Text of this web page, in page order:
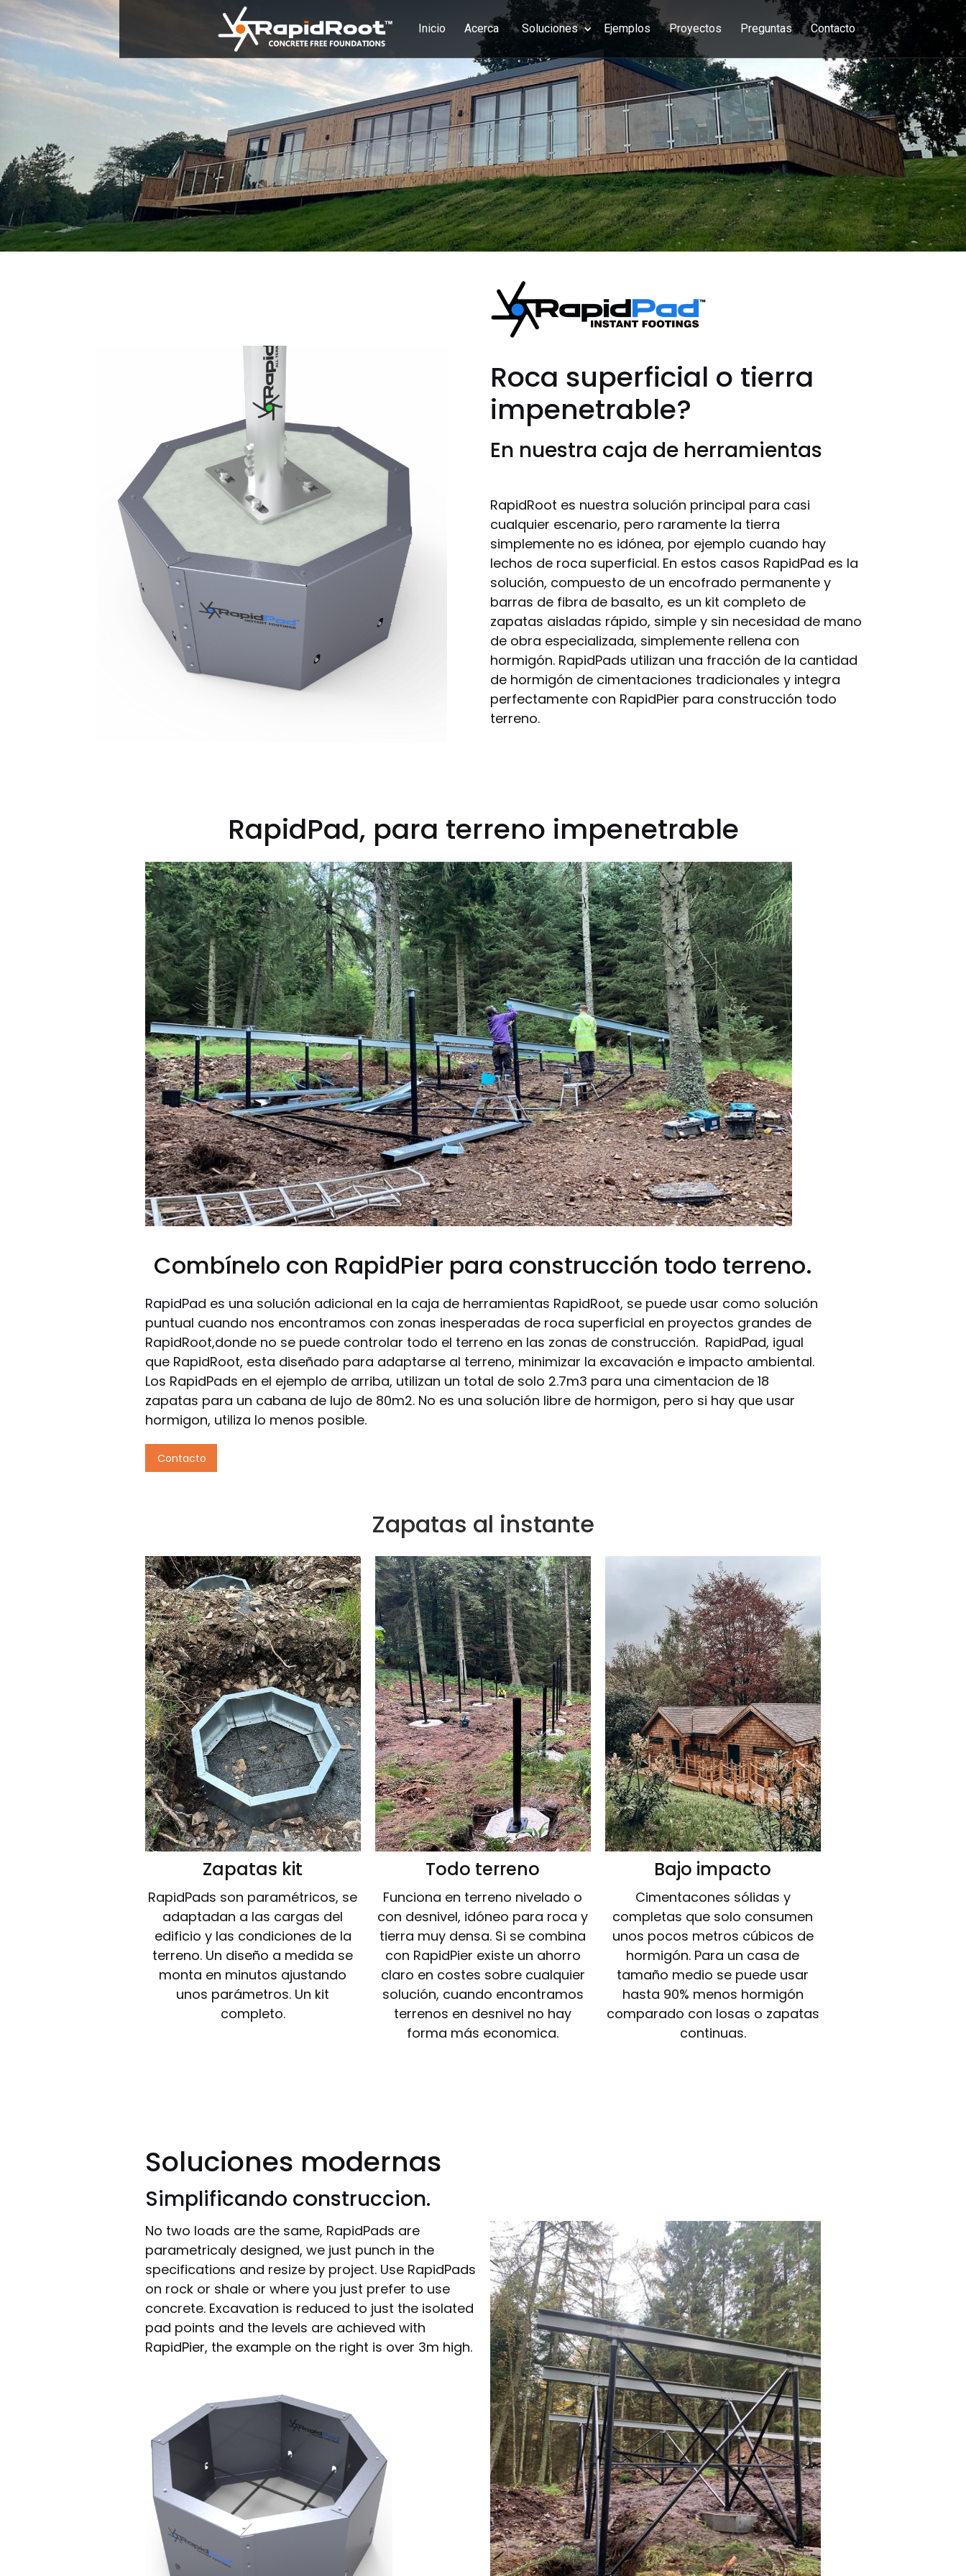
Roca superficial o tierra
impenetrable?
En nuestra caja de herramientas
RapidRoot es nuestra solución principal para casi
cualquier escenario, pero raramente la tierra
simplemente no es idónea, por ejemplo cuando hay
lechos de roca superficial. En estos casos RapidPad es la
solución, compuesto de un encofrado permanente y
barras de fibra de basalto, es un kit completo de
zapatas aisladas rápido, simple y sin necesidad de mano
de obra especializada, simplemente rellena con
hormigón. RapidPads utilizan una fracción de la cantidad
de hormigón de cimentaciones tradicionales y integra
perfectamente con RapidPier para construcción todo
terreno.
RapidPad, para terreno impenetrable
Combínelo con RapidPier para construcción todo terreno.
RapidPad es una solución adicional en la caja de herramientas RapidRoot, se puede usar como solución
puntual cuando nos encontramos con zonas inesperadas de roca superficial en proyectos grandes de
RapidRoot,donde no se puede controlar todo el terreno en las zonas de construcción. RapidPad, igual
que RapidRoot, esta diseñado para adaptarse al terreno, minimizar la excavación e impacto ambiental.
Los RapidPads en el ejemplo de arriba, utilizan un total de solo 2.7m3 para una cimentacion de 18
zapatas para un cabana de lujo de 80m2. No es una solución libre de hormigon, pero si hay que usar
hormigon, utiliza lo menos posible.
Contacto
Zapatas al instante
Zapatas kit
RapidPads son paramétricos, se
adaptadan a las cargas del
edificio y las condiciones de la
terreno. Un diseño a medida se
monta en minutos ajustando
unos parámetros. Un kit
completo.
Todo terreno
Funciona en terreno nivelado o
con desnivel, idóneo para roca y
tierra muy densa. Si se combina
con RapidPier existe un ahorro
claro en costes sobre cualquier
solución, cuando encontramos
terrenos en desnivel no hay
forma más economica.
Bajo impacto
Cimentacones sólidas y
completas que solo consumen
unos pocos metros cúbicos de
hormigón. Para un casa de
tamaño medio se puede usar
hasta 90% menos hormigón
comparado con losas o zapatas
continuas.
Soluciones modernas
Simplificando construccion.
No two loads are the same, RapidPads are
parametricaly designed, we just punch in the
specifications and resize by project. Use RapidPads
on rock or shale or where you just prefer to use
concrete. Excavation is reduced to just the isolated
pad points and the levels are achieved with
RapidPier, the example on the right is over 3m high.
Inicio Acerca Soluciones Ejemplos Proyectos Preguntas Contacto